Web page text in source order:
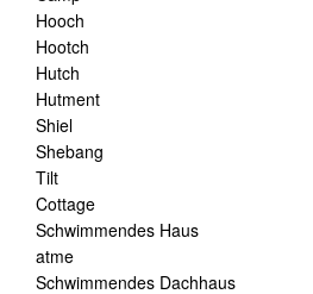
Hooch
Hootch
Hutch
Hutment
Shiel
Shebang
Tilt
Cottage
Schwimmendes Haus
atme
Schwimmendes Dachhaus